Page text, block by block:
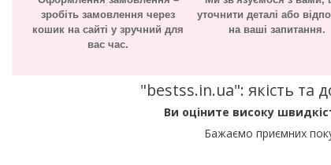
зробіть замовлення через
кошик на сайті у зручний для
вас час.
уточнити деталі або
на ваші запитання.
"bestss.in.ua": якість та
Ви оціните високу
Бажаємо приємних